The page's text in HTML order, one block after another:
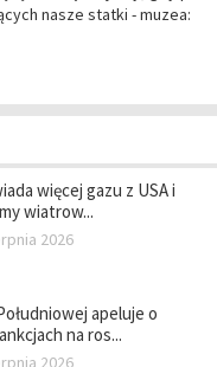
nasze statki - muzea:
więcej gazu z USA i
wiatrow...
2026
apeluje o
na ros...